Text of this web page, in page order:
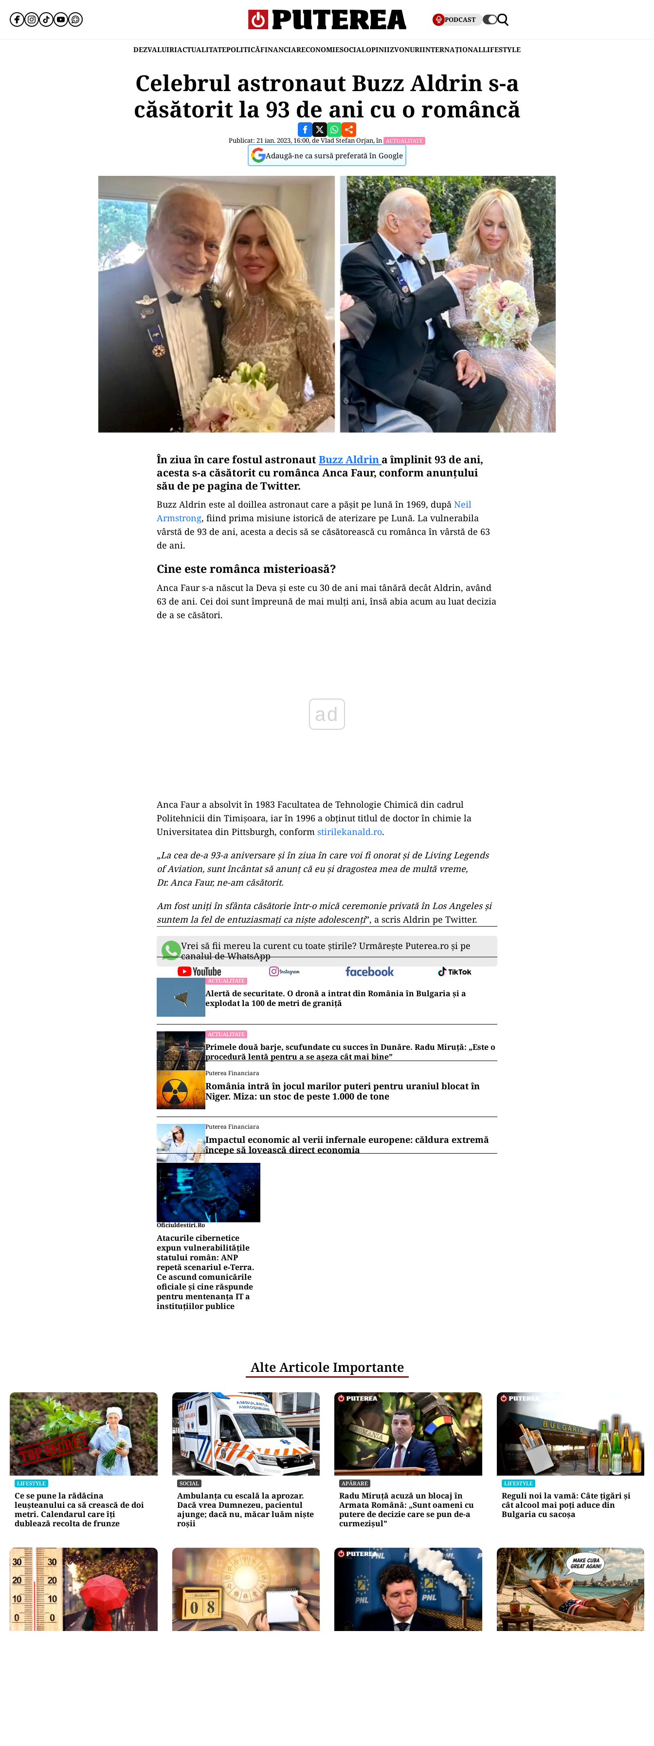
PODCAST
DEZVALUIRIACTUALITATEPOLITICĂFINANCIARECONOMIESOCIALOPINIIZVONURIINTERNAȚIONALLIFESTYLE
Celebrul astronaut Buzz Aldrin s-a
căsătorit la 93 de ani cu o româncă
Publicat: 21 ian. 2023, 16:00, deVlad Stefan Orjan, în ACTUALITATE
Adaugă-ne ca sursă preferată în Google
În ziua în care fostul astronaut Buzz Aldrin a împlinit 93 de ani,
acesta s-a căsătorit cu românca Anca Faur, conform anunțului
său de pe pagina de Twitter.
Buzz Aldrin este al doillea astronaut care a pășit pe lună în 1969, după Neil
Armstrong, fiind prima misiune istorică de aterizare pe Lună. La vulnerabila
vârstă de 93 de ani, acesta a decis să se căsătorească cu românca în vârstă de 63
de ani.
Cine este românca misterioasă?
Anca Faur s-a născut la Deva şi este cu 30 de ani mai tânără decât Aldrin, având
63 de ani. Cei doi sunt împreună de mai mulți ani, însă abia acum au luat decizia
de a se căsători.
Anca Faur a absolvit în 1983 Facultatea de Tehnologie Chimică din cadrul
Politehnicii din Timişoara, iar în 1996 a obținut titlul de doctor în chimie la
Universitatea din Pittsburgh, conform stirilekanald.ro.
„La cea de-a 93-a aniversare şi în ziua în care voi fi onorat şi de Living Legends
of Aviation, sunt încântat să anunţ că eu şi dragostea mea de multă vreme,
Dr. Anca Faur, ne-am căsătorit.
Am fost uniţi în sfânta căsătorie într-o mică ceremonie privată în Los Angeles şi
suntem la fel de entuziasmaţi ca nişte adolescenţi”, a scris Aldrin pe Twitter.
Vrei să fii mereu la curent cu toate știrile? Urmărește Puterea.ro și pe
canalul de WhatsApp
ACTUALITATE
Alertă de securitate. O dronă a intrat din România în Bulgaria şi a
explodat la 100 de metri de graniţă
ACTUALITATE
Primele două barje, scufundate cu succes în Dunăre. Radu Miruță: „Este o
procedură lentă pentru a se așeza cât mai bine”
Puterea Financiara
România intră în jocul marilor puteri pentru uraniul blocat în
Niger. Miza: un stoc de peste 1.000 de tone
Puterea Financiara
Impactul economic al verii infernale europene: căldura extremă
începe să lovească direct economia
Oficiuldestiri.ro
Atacurile cibernetice
expun vulnerabilitățile
statului român: ANP
repetă scenariul e‑Terra.
Ce ascund comunicările
oficiale și cine răspunde
pentru mentenanța IT a
instituțiilor publice
Alte Articole Importante
LIFESTYLE
Ce se pune la rădăcina
leușteanului ca să crească de doi
metri. Calendarul care îți
dublează recolta de frunze
SOCIAL
Ambulanța cu escală la aprozar.
Dacă vrea Dumnezeu, pacientul
ajunge; dacă nu, măcar luăm niște
roșii
APĂRARE
Radu Miruță acuză un blocaj în
Armata Română: „Sunt oameni cu
putere de decizie care se pun de-a
curmezișul”
LIFESTYLE
Reguli noi la vamă: Câte țigări și
cât alcool mai poți aduce din
Bulgaria cu sacoșa